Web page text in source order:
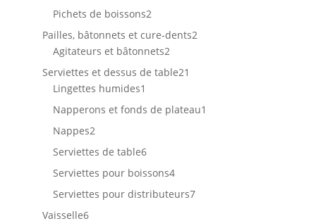
Pichets de boissons22
produits
Pailles, bâtonnets et cure-dents22
Agitateurs et bâtonnets22
produits
Serviettes et dessus de table21
Lingettes humides1
produit
Napperons et fonds de plateau1
Nappes22
produits
Serviettes de table66
produits
Serviettes pour boissons44
produits
Serviettes pour distributeurs77
Vaisselle66